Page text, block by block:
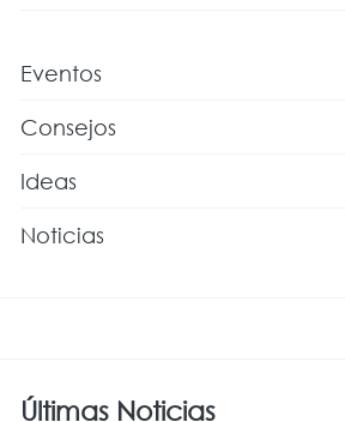
Eventos
Consejos
Ideas
Noticias
Últimas Noticias